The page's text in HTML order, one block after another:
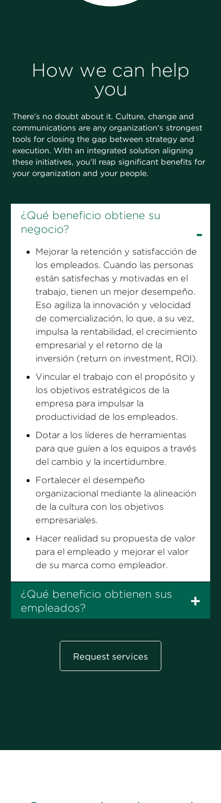
How we can help
you
There’s no doubt about it. Culture, change and
communications are any organization's strongest
tools for closing the gap between strategy and
execution. With an integrated solution aligning
these initiatives, you’ll reap significant benefits for
your organization and your people.
Mejorar la retención y satisfacción de
los empleados. Cuando las personas
están satisfechas y motivadas en el
trabajo, tienen un mejor desempeño.
Eso agiliza la innovación y velocidad
de comercialización, lo que, a su vez,
impulsa la rentabilidad, el crecimiento
empresarial y el retorno de la
inversión (return on investment, ROI).
Vincular el trabajo con el propósito y
los objetivos estratégicos de la
empresa para impulsar la
productividad de los empleados.
Dotar a los líderes de herramientas
para que guíen a los equipos a través
del cambio y la incertidumbre.
Fortalecer el desempeño
organizacional mediante la alineación
de la cultura con los objetivos
empresariales.
Hacer realidad su propuesta de valor
para el empleado y mejorar el valor
de su marca como empleador.
Request services